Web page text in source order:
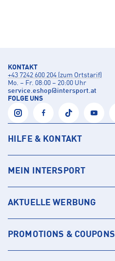
KONTAKT
+43 7242 600 204 (zum Ortstarif)
Mo. – Fr. 08:00 – 20:00 Uhr
service.eshop@intersport.at
FOLGE UNS
HILFE & KONTAKT
MEIN INTERSPORT
AKTUELLE WERBUNG
PROMOTIONS & COUPONS